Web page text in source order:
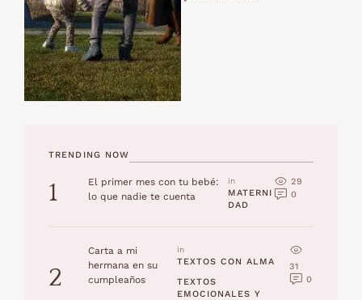
TRENDING NOW
1
El primer mes con tu bebé:
lo que nadie te cuenta
in
MATERNI
DAD
29
0
2
Carta a mi
hermana en su
cumpleaños
in
TEXTOS CON ALMA
TEXTOS
EMOCIONALES Y
31
0